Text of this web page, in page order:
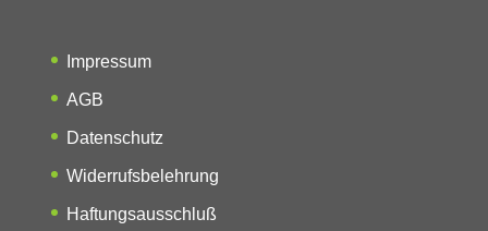
Impressum
AGB
Datenschutz
Widerrufsbelehrung
Haftungsausschluß